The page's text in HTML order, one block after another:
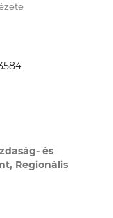
és
Regionális